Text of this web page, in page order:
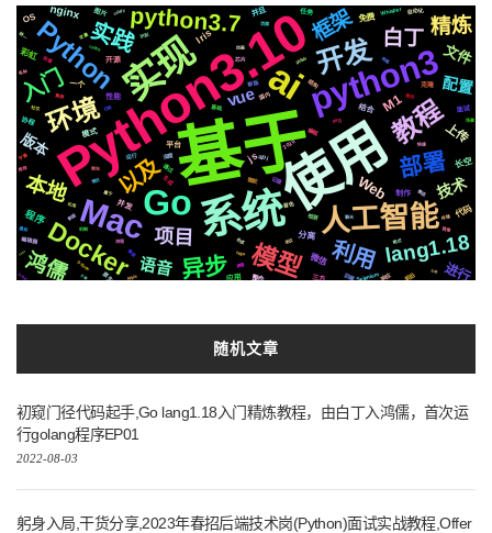
基于使用
Python3.10
系统
ai
实现
Go
python3
Mac 人工智能
开发
环境 教程
Python
Docker 模型
部署
python3.7
异步
以及
利用
实践
入门
框架
lang1.18
本地
白丁
鸿儒
精炼
项目
语音
vue
技术
配置
版本
Web
文件
进行
M1
上传
nginx
程序
js
Iris
分离
微信
免费
长空
彩虹
代码
OS
平台
结合
性能
并发
模式
开源
制作
一个
并且
应用 整合
克隆
任务
协程
面试
api
三方
图片
基础
2020
微软
国内
后端
Whisper
深度
记录
编程
Selenium
通过
新版
svg
生成
结构
运行
自动化
音色
响应
原生
芯片
前后
检测
编辑器
github
切换
动画
爬虫
属于
情况
协议
聊天
合成
页面
https
简历
快速
布局
识别
集群
流程
可用
声音
机制
社交
数据
centos
推送
需要
格式
字幕
变量
推荐
celery
场景
阻塞
镜像
Apple
各种
存储
Silicon
遇到
统一
公司
方案
rails
分布式
随机文章
初窥门径代码起手,Go lang1.18入门精炼教程，由白丁入鸿儒，首次运
行golang程序EP01
2022-08-03
躬身入局,干货分享,2023年春招后端技术岗(Python)面试实战教程,Offer